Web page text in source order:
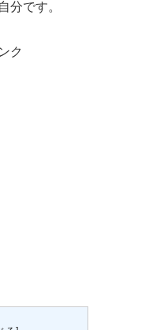
分です。
ク